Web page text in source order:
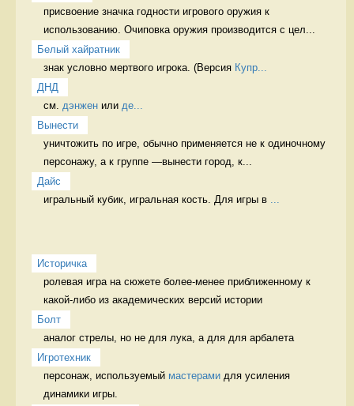
присвоение значка годности игрового оружия к
использованию. Очиповка оружия производится с цел...
Белый хайратник
знак условно мертвого игрока. (Версия Купр...
ДНД
см. дэнжен или де...
Вынести
уничтожить по игре, обычно применяется не к одиночному
персонажу, а к группе —вынести город, к...
Дайс
игральный кубик, игральная кость. Для игры в
Историчка
ролевая игра на сюжете более-менее приближенному к
какой-либо из академических версий истории
Болт
аналог стрелы, но не для лука, а для для арбалета
Игротехник
персонаж, используемый мастерами для усиления
динамики игры.